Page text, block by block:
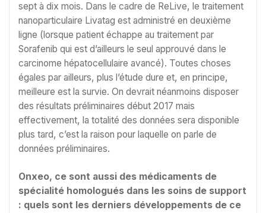
sept à dix mois. Dans le cadre de ReLive, le traitement
nanoparticulaire Livatag est administré en deuxième
ligne (lorsque patient échappe au traitement par
Sorafenib qui est d’ailleurs le seul approuvé dans le
carcinome hépatocellulaire avancé). Toutes choses
égales par ailleurs, plus l’étude dure et, en principe,
meilleure est la survie. On devrait néanmoins disposer
des résultats préliminaires début 2017 mais
effectivement, la totalité des données sera disponible
plus tard, c’est la raison pour laquelle on parle de
données préliminaires.
Onxeo, ce sont aussi des médicaments de
spécialité homologués dans les soins de support
: quels sont les derniers développements de ce